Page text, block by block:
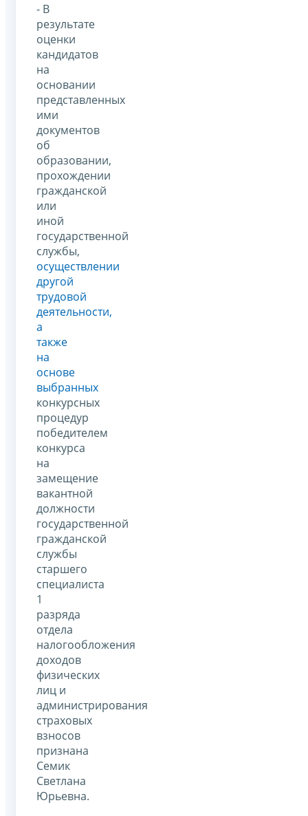
- В
результате
оценки
кандидатов
на
основании
представленных
ими
документов
об
образовании,
прохождении
гражданской
или
иной
государственной
службы,
осуществлении
другой
трудовой
деятельности,
а
также
на
основе
выбранных
конкурсных
процедур
победителем
конкурса
на
замещение
вакантной
должности
государственной
гражданской
службы
старшего
специалиста
1
разряда
отдела
налогообложения
доходов
физических
лиц и
администрирования
страховых
взносов
признана
Семик
Светлана
Юрьевна.